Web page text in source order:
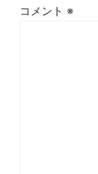
コメント ※